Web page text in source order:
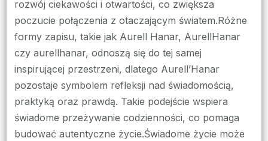
rozwój ciekawości i otwartości, co zwiększa
poczucie połączenia z otaczającym światem.Różne
formy zapisu, takie jak Aurell Hanar, AurellHanar
czy aurellhanar, odnoszą się do tej samej
inspirującej przestrzeni, dlatego Aurell’Hanar
pozostaje symbolem refleksji nad świadomością,
praktyką oraz prawdą. Takie podejście wspiera
świadome przeżywanie codzienności, co pomaga
budować autentyczne życie.Świadome życie może